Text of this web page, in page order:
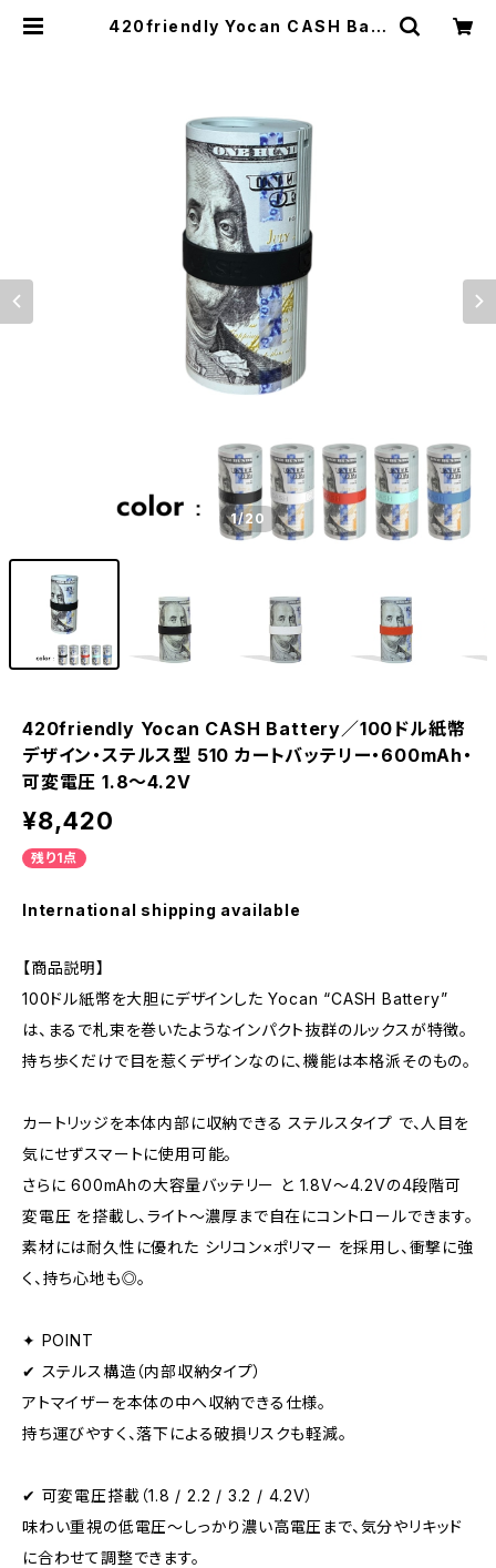
420friendly Yocan CASH Batt
1/20
420friendly Yocan CASH Battery／100ドル紙幣
デザイン・ステルス型 510 カートバッテリー・600mAh・
可変電圧 1.8〜4.2V
¥8,420
残り1点
International shipping available
【商品説明】
100ドル紙幣を大胆にデザインした Yocan “CASH Battery”
は、まるで札束を巻いたようなインパクト抜群のルックスが特徴。
持ち歩くだけで目を惹くデザインなのに、機能は本格派そのもの。
カートリッジを本体内部に収納できる ステルスタイプ で、人目を
気にせずスマートに使用可能。
さらに 600mAhの大容量バッテリー と 1.8V〜4.2Vの4段階可
変電圧 を搭載し、ライト〜濃厚まで自在にコントロールできます。
素材には耐久性に優れた シリコン×ポリマー を採用し、衝撃に強
く、持ち心地も◎。
✦ POINT
✔ ステルス構造（内部収納タイプ）
アトマイザーを本体の中へ収納できる仕様。
持ち運びやすく、落下による破損リスクも軽減。
✔ 可変電圧搭載（1.8 / 2.2 / 3.2 / 4.2V）
味わい重視の低電圧〜しっかり濃い高電圧まで、気分やリキッド
に合わせて調整できます。